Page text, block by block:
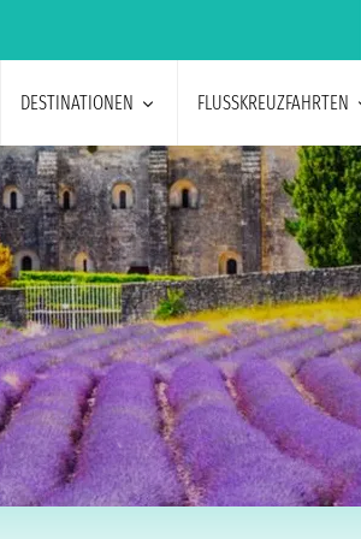
DESTINATIONEN FLUSSKREUZFAHRTEN